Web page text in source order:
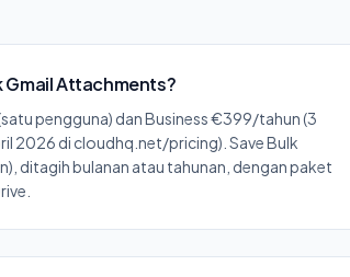
Gmail Attachments?
pengguna) dan Business €399/tahun (3
2026 di cloudhq.net/pricing). Save Bulk
ditagih bulanan atau tahunan, dengan paket